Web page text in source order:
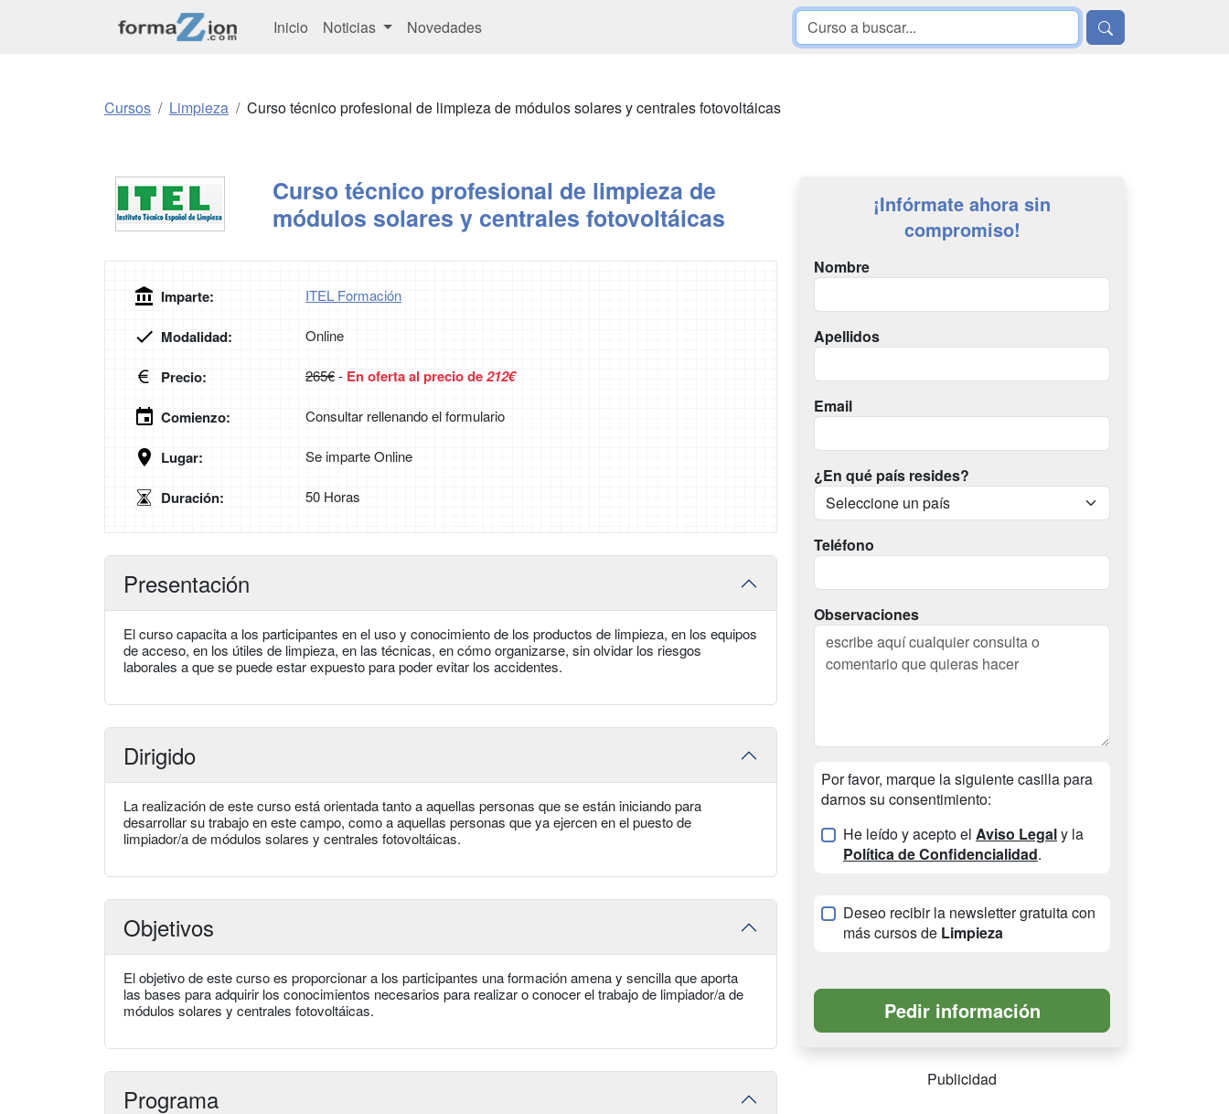
Inicio Noticias Novedades
Cursos Limpieza Curso técnico profesional de limpieza de módulos solares y centrales fotovoltáicas
Curso técnico profesional de limpieza de
módulos solares y centrales fotovoltáicas
Imparte: ITEL Formación
Modalidad: Online
Precio: 265€- En oferta al precio de212€
Comienzo: Consultar rellenando el formulario
Lugar: Se imparte Online
Duración: 50 Horas
Presentación
El curso capacita a los participantes en el uso y conocimiento de los productos de limpieza, en los equipos
de acceso, en los útiles de limpieza, en las técnicas, en cómo organizarse, sin olvidar los riesgos
laborales a que se puede estar expuesto para poder evitar los accidentes.
Dirigido
La realización de este curso está orientada tanto a aquellas personas que se están iniciando para
desarrollar su trabajo en este campo, como a aquellas personas que ya ejercen en el puesto de
limpiador/a de módulos solares y centrales fotovoltáicas.
Objetivos
El objetivo de este curso es proporcionar a los participantes una formación amena y sencilla que aporta
las bases para adquirir los conocimientos necesarios para realizar o conocer el trabajo de limpiador/a de
módulos solares y centrales fotovoltáicas.
Programa
¡Infórmate ahora sin
compromiso!
Nombre
Apellidos
Email
¿En qué país resides?
Teléfono
Observaciones
Por favor, marque la siguiente casilla para
darnos su consentimiento:
He leído y acepto el Aviso Legaly la
Política de Confidencialidad.
Deseo recibir la newsletter gratuita con
más cursos de Limpieza
Publicidad